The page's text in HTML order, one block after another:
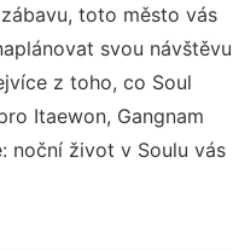
toto město vás
svou návštěvu
z toho, co Soul
Itaewon, Gangnam
noční život v Soulu vás